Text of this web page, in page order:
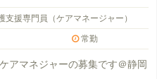
支援専門員（ケアマネージャー）
常勤
アマネジャーの募集です＠静岡